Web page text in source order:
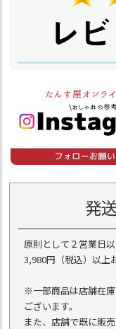
発
原則として２営業日
3,980円（税込）以上
※一部商品は店舗在
ございます。
また、店舗で既に販